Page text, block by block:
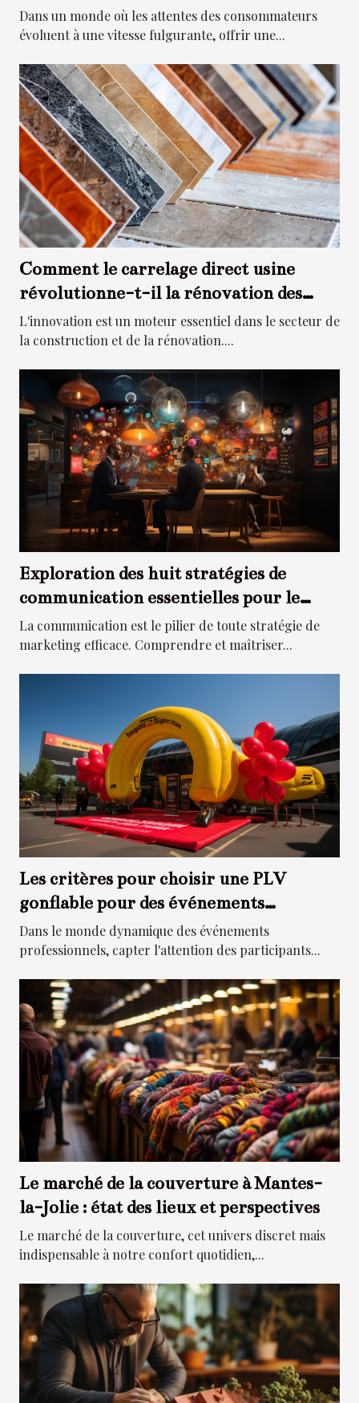
Dans un monde où les attentes des consommateurs
évoluent à une vitesse fulgurante, offrir une...
Comment le carrelage direct usine
révolutionne-t-il la rénovation des
espaces résidentiels et commerciaux ?
L'innovation est un moteur essentiel dans le secteur de
la construction et de la rénovation....
Exploration des huit stratégies de
communication essentielles pour le
marketing
La communication est le pilier de toute stratégie de
marketing efficace. Comprendre et maîtriser...
Les critères pour choisir une PLV
gonflable pour des événements
professionnels
Dans le monde dynamique des événements
professionnels, capter l'attention des participants...
Le marché de la couverture à Mantes-
la-Jolie : état des lieux et perspectives
Le marché de la couverture, cet univers discret mais
indispensable à notre confort quotidien,...